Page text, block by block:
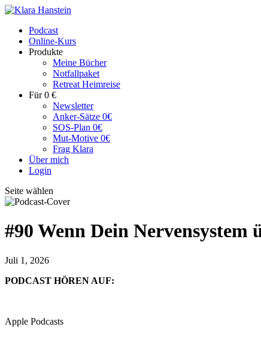
Podcast
Online-Kurs
Produkte
Meine Bücher
Notfallpaket
Retreat Heimreise
Für 0 €
Newsletter
Anker-Sätze 0€
SOS-Plan 0€
Mut-Motive 0€
Frag Klara
Über mich
Login
Seite wählen
#90 Wenn Dein Nervensystem
Juli 1, 2026
PODCAST HÖREN AUF:
Apple Podcasts